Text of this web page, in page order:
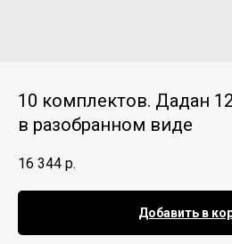
10 комплектов. Дадан
в разобранном виде
16 344 р.
Добавить в